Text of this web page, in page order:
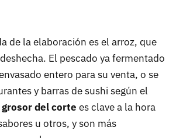
de la elaboración es el arroz, que
El pescado ya fermentado
entero para su venta, o se
y barras de sushi según el
grosor del corte es clave a la hora
u otros, y son más